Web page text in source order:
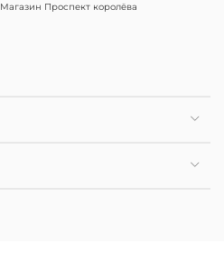
Магазин Проспект королёва